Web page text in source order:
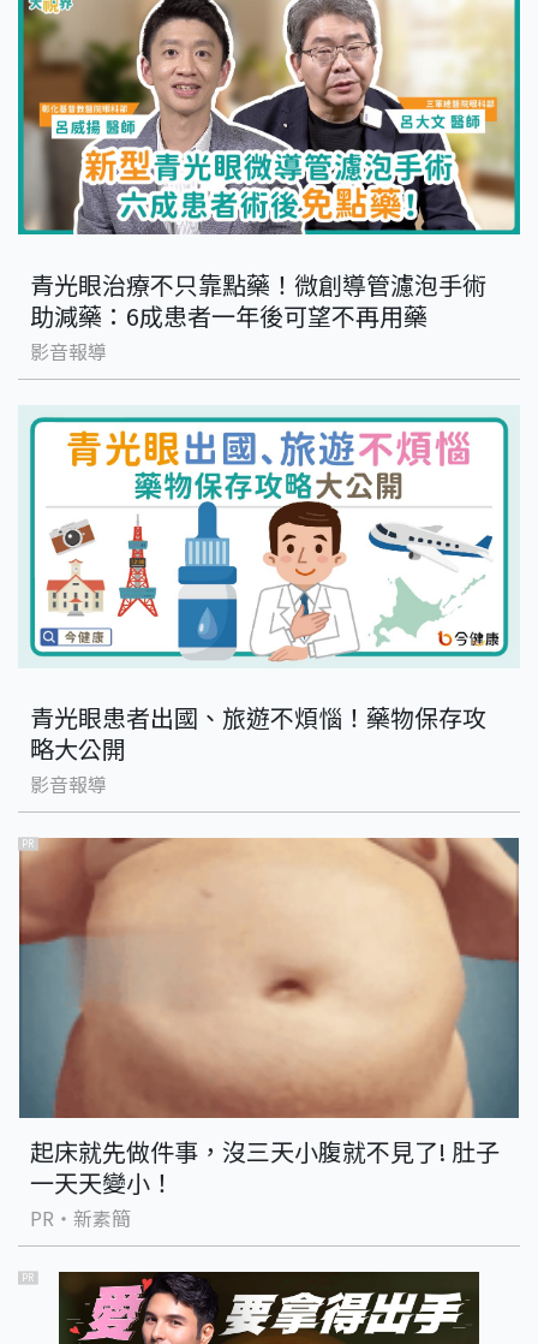
青光眼治療不只靠點藥！微創導管濾泡手術
助減藥：6成患者一年後可望不再用藥
影音報導
青光眼患者出國、旅遊不煩惱！藥物保存攻
略大公開
影音報導
PR
起床就先做件事，沒三天小腹就不見了! 肚子
一天天變小！
PR・新素簡
PR